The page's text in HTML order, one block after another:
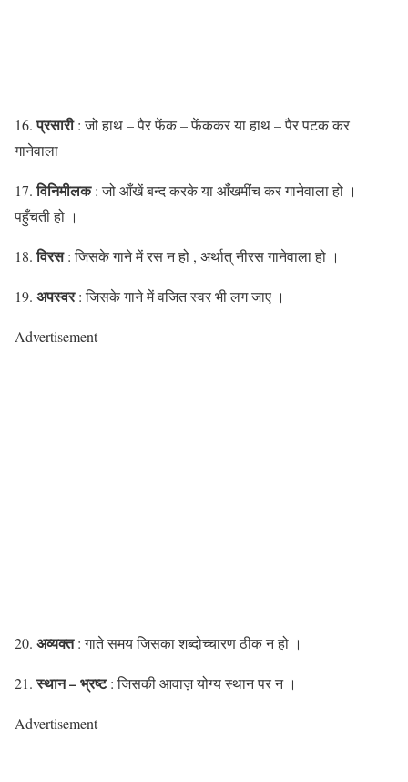
16.प्रसारी: जो हाथ – पैर फेंक – फेंककर या हाथ – पैर पटक कर
गानेवाला
17.विनिमीलक: जो आँखें बन्द करके या आँखमींच कर गानेवाला हो ।
पहुँचती हो ।
18.विरस: जिसके गाने में रस न हो , अर्थात् नीरस गानेवाला हो ।
19. अपस्वर: जिसके गाने में वजित स्वर भी लग जाए ।
Advertisement
20. अव्यक्त: गाते समय जिसका शब्दोच्चारण ठीक न हो ।
21.स्थान – भ्रष्ट: जिसकी आवाज़ योग्य स्थान पर न ।
Advertisement